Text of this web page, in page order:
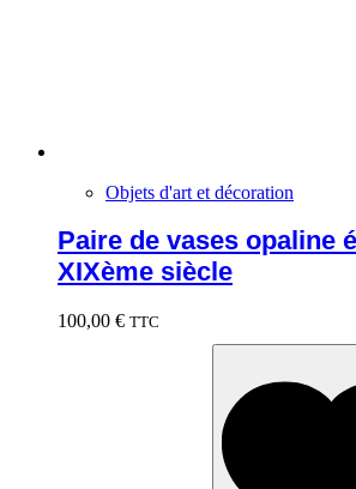
Objets d'art et décoration
Paire de vases opaline
XIXème siècle
100,00 € TTC